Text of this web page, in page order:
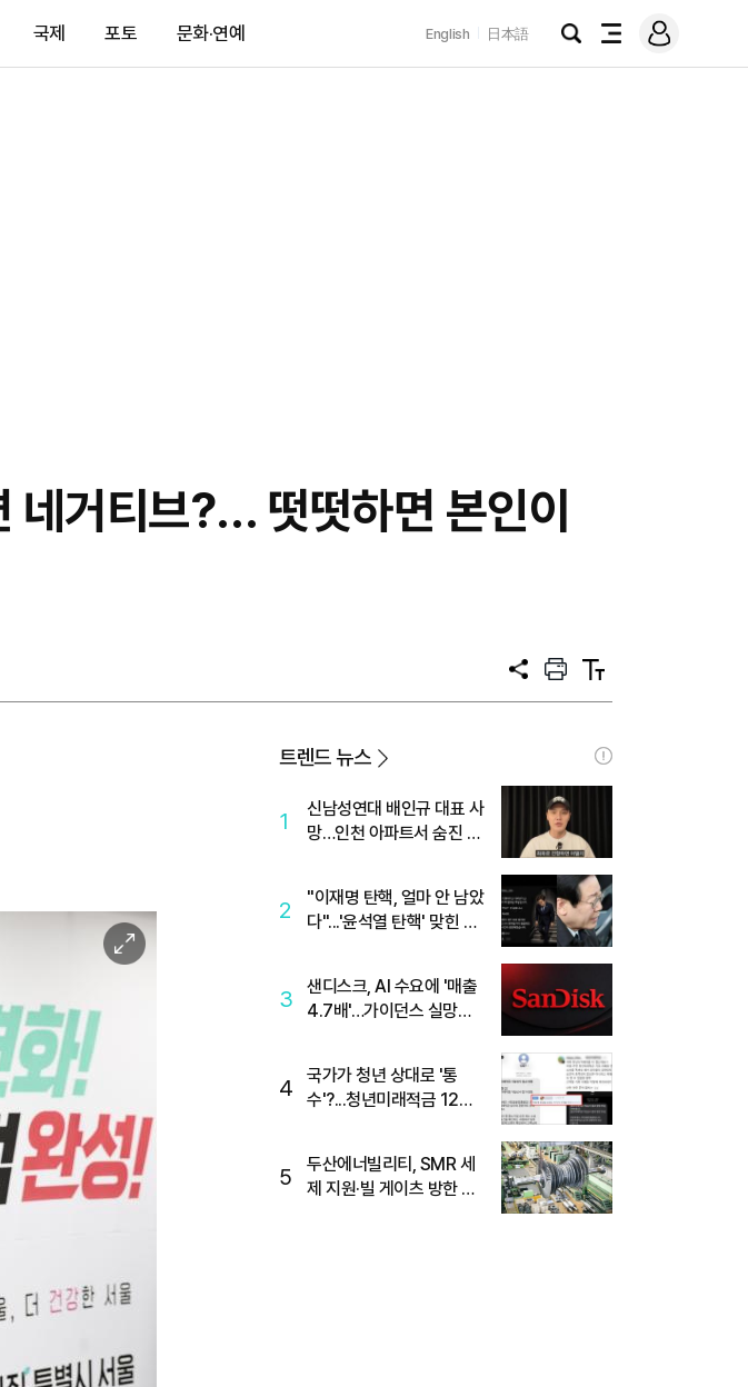
국제 포토 문화·연예 English 日本語
검
전
메
그
거티브?… 떳떳하면 본인이
공
프
트
텍
트
이
미
트렌드 뉴스
1
신남성연대 배인규 대표 사
망…인천 아파트서 숨진 채
2
"이재명 탄핵, 얼마 안 남았
다"...'윤석열 탄핵' 맞힌 무
3
샌디스크, AI 수요에 '매출
4.7배'…가이던스 실망에
4
국가가 청년 상대로 '통
수'?...청년미래적금 12%
5
두산에너빌리티, SMR 세
제 지원·빌 게이츠 방한 기